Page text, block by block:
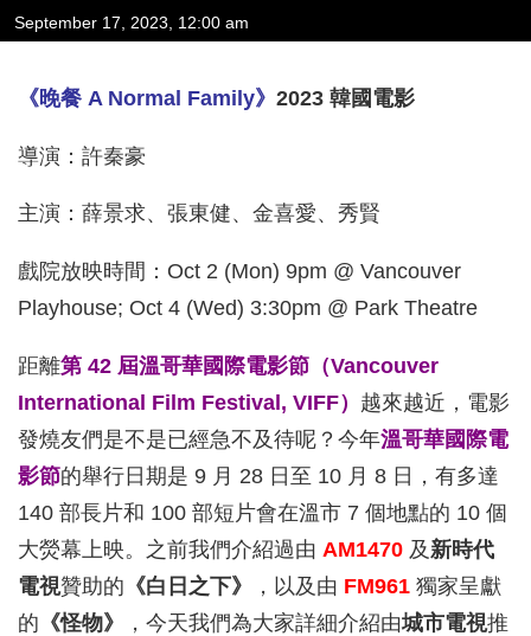
September 17, 2023, 12:00 am
《晚餐 A Normal Family》 2023 韓國電影
導演：許秦豪
主演：薛景求、張東健、金喜愛、秀賢
戲院放映時間：Oct 2 (Mon) 9pm @ Vancouver
Playhouse; Oct 4 (Wed) 3:30pm @ Park Theatre
距離第 42 屆溫哥華國際電影節（Vancouver
International Film Festival, VIFF） 越來越近，電影
發燒友們是不是已經急不及待呢？今年溫哥華國際電
影節的舉行日期是 9 月 28 日至 10 月 8 日，有多達
140 部長片和 100 部短片會在溫市 7 個地點的 10 個
大熒幕上映。之前我們介紹過由 AM1470 及 新時代
電視贊助的 《白日之下》 ，以及由 FM961 獨家呈獻
的 《怪物》 ，今天我們為大家詳細介紹由城市電視推